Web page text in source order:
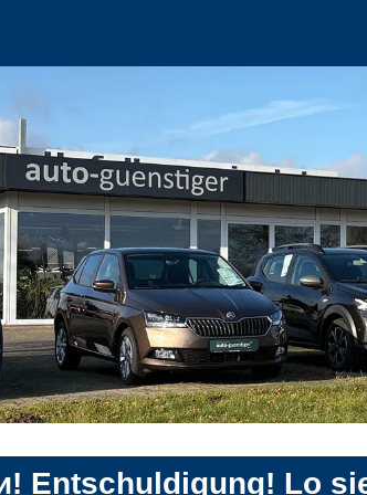
Entschuldigung! Lo